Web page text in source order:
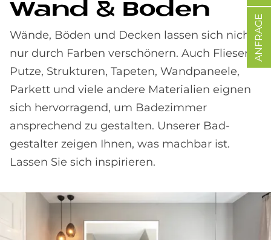
Wand & Bo­den
Wände, Böden und Decken lassen sich nicht
nur durch Farben ver­schönern. Auch Fliesen,
Putze, Strukturen, Tapeten, Wand­paneele,
Parkett und viele andere Materialien eignen
sich hervorragend, um Bade­zimmer
ansprechend zu gestalten. Unserer Bad­
gestalter zeigen Ihnen, was machbar ist.
Lassen Sie sich inspirieren.
ANFRAGE